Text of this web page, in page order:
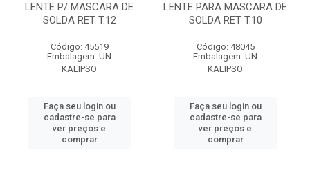
LENTE P/ MASCARA DE
SOLDA RET T.12
Código: 45519
Embalagem: UN
KALIPSO
Faça seu login ou
cadastre-se para
ver preços e
comprar
LENTE PARA MASCARA DE
SOLDA RET T.10
Código: 48045
Embalagem: UN
KALIPSO
Faça seu login ou
cadastre-se para
ver preços e
comprar